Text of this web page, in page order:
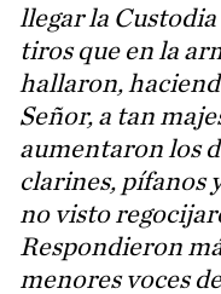
llegar la
tiros que en la
hallaron,
Señor, a tan
aumentaron los
clarines, pífanos
no visto
Respondieron
menores voces